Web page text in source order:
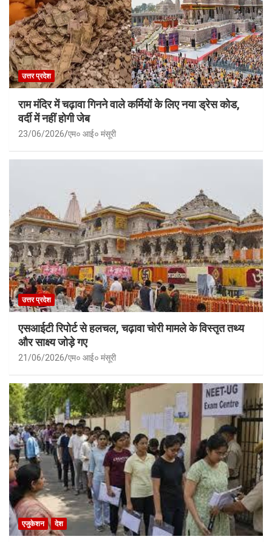
उत्तर प्रदेश
राम मंदिर में चढ़ावा गिनने वाले कर्मियों के लिए नया ड्रेस कोड,
वर्दी में नहीं होगी जेब
23/06/2026 एम० आई० मंसूरी
उत्तर प्रदेश
एसआईटी रिपोर्ट से हलचल, चढ़ावा चोरी मामले के विस्तृत तथ्य
और साक्ष्य जोड़े गए
21/06/2026 एम० आई० मंसूरी
एजुकेशन देश